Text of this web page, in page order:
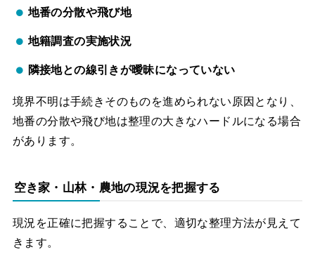
地番の分散や飛び地
地籍調査の実施状況
隣接地との線引きが曖昧になっていない
境界不明は手続きそのものを進められない原因となり、
地番の分散や飛び地は整理の大きなハードルになる場合
があります。
空き家・山林・農地の現況を把握する
現況を正確に把握することで、適切な整理方法が見えて
きます。